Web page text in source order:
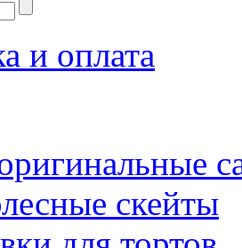
и оплата
скейты